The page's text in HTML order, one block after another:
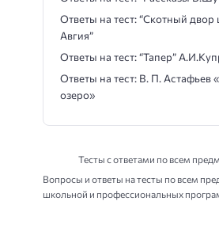
Ответы на тест: “Скотный двор
Авгия”
Ответы на тест: “Тапер”
Ответы на тест: В. П. Астафьев
озеро»
Тесты с ответами по всем
Вопросы и ответы на тесты по всем
школьной и профессиональных